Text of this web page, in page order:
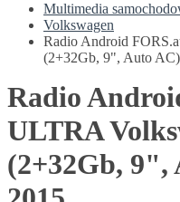
Multimedia
Volkswagen
Radio Android
(2+32Gb, 9", Auto
Radio
ULTRA
(2+32Gb, 9",